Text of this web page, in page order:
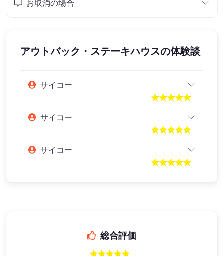
お取消の場合
アウトバック・ステーキハウスの体験談
サイコー
サイコー
サイコー
総合評価